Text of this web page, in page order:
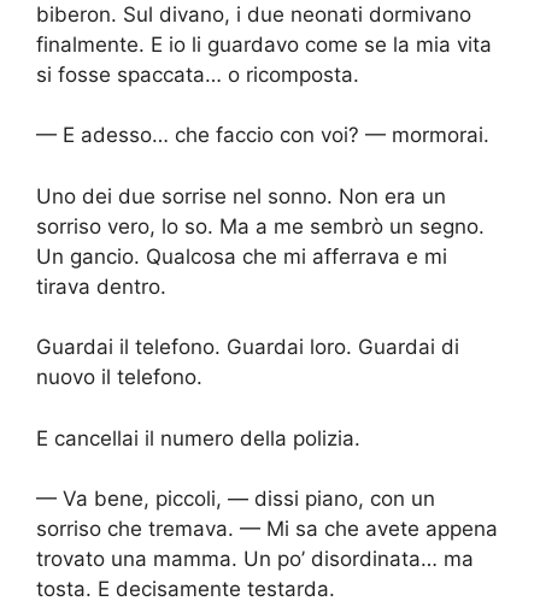
biberon. Sul divano, i due neonati dormivano
finalmente. E io li guardavo come se la mia vita
si fosse spaccata… o ricomposta.
— E adesso… che faccio con voi? — mormorai.
Uno dei due sorrise nel sonno. Non era un
sorriso vero, lo so. Ma a me sembrò un segno.
Un gancio. Qualcosa che mi afferrava e mi
tirava dentro.
Guardai il telefono. Guardai loro. Guardai di
nuovo il telefono.
E cancellai il numero della polizia.
— Va bene, piccoli, — dissi piano, con un
sorriso che tremava. — Mi sa che avete appena
trovato una mamma. Un po’ disordinata… ma
tosta. E decisamente testarda.